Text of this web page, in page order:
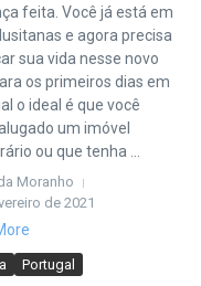
feita. Você já está em
e agora precisa
sua vida nesse novo
os primeiros dias em
o ideal é que você
um imóvel
ou que tenha ...
Moranho
de 2021
Portugal